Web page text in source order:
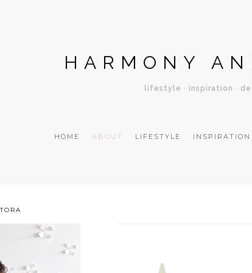
HARMONY
lifestyle · inspiration ·
HOME ABOUT LIFESTYLE INSPIRATION